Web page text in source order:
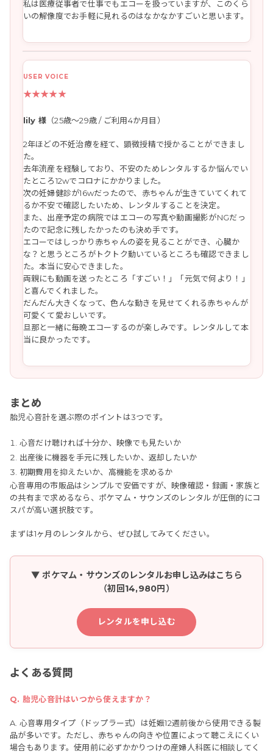
私は医療従事者で仕事でもエコーを扱っていますが、このくら
いの解像度でお手軽に見れるのはなかなかすごいと思います。
★★★★★
lily 様 （25歳～29歳 / ご利用4か月目）
2年ほどの不妊治療を経て、顕微授精で授かることができまし
た。
去年流産を経験しており、不安のためレンタルするか悩んでい
たところ12wでコロナにかかりました。
次の妊婦健診が16wだったので、赤ちゃんが生きていてくれて
るか不安で確認したいため、レンタルすることを決定。
また、出産予定の病院ではエコーの写真や動画撮影がNGだっ
たので記念に残したかったのも決め手です。
エコーではしっかり赤ちゃんの姿を見ることができ、心臓か
な？と思うところがトクトク動いているところも確認できまし
た。本当に安心できました。
両親にも動画を送ったところ「すごい！」「元気で何より！」
と喜んでくれました。
だんだん大きくなって、色んな動きを見せてくれる赤ちゃんが
可愛くて愛おしいです。
旦那と一緒に毎晩エコーするのが楽しみです。レンタルして本
当に良かったです。
まとめ
胎児心音計を選ぶ際のポイントは3つです。
心音だけ聴ければ十分か、映像でも見たいか
出産後に機器を手元に残したいか、返却したいか
初期費用を抑えたいか、高機能を求めるか
心音専用の市販品はシンプルで安価ですが、映像確認・録画・家族と
の共有まで求めるなら、ポケマム・サウンズのレンタルが圧倒的にコ
スパが高い選択肢です。
まずは1ヶ月のレンタルから、ぜひ試してみてください。
▼ ポケマム・サウンズのレンタルお申し込みはこちら
（初回14,980円）
レンタルを申し込む
よくある質問
Q. 胎児心音計はいつから使えますか？
A. 心音専用タイプ（ドップラー式）は妊娠12週前後から使用できる製
品が多いです。ただし、赤ちゃんの向きや位置によって聴こえにくい
場合もあります。使用前に必ずかかりつけの産婦人科医に相談してく